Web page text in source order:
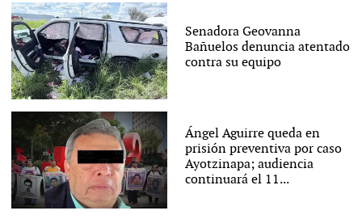
Senadora Geovanna
Bañuelos denuncia atentado
contra su equipo
Ángel Aguirre queda en
prisión preventiva por caso
Ayotzinapa; audiencia
continuará el 11...